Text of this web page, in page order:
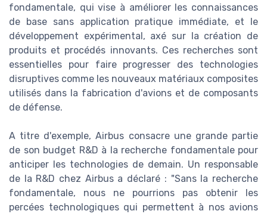
fondamentale, qui vise à améliorer les connaissances
de base sans application pratique immédiate, et le
développement expérimental, axé sur la création de
produits et procédés innovants. Ces recherches sont
essentielles pour faire progresser des technologies
disruptives comme les nouveaux matériaux composites
utilisés dans la fabrication d'avions et de composants
de défense.
A titre d'exemple, Airbus consacre une grande partie
de son budget R&D à la recherche fondamentale pour
anticiper les technologies de demain. Un responsable
de la R&D chez Airbus a déclaré : "Sans la recherche
fondamentale, nous ne pourrions pas obtenir les
percées technologiques qui permettent à nos avions